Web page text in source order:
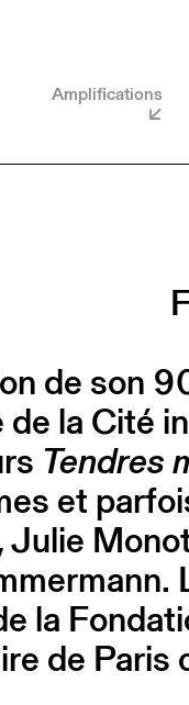
Amplifications
de son
de la Cité
Tendres
et
Julie
la
de Paris